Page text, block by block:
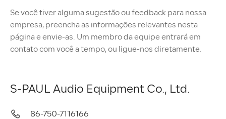
Se você tiver alguma sugestão ou feedback para nossa
empresa, preencha as informações relevantes nesta
página e envie-as. Um membro da equipe entrará em
contato com você a tempo, ou ligue-nos diretamente.
S-PAUL Audio Equipment Co., Ltd.
86-750-7116166